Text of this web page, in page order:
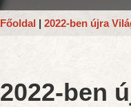
Főoldal | 2022-ben újra
2022-ben